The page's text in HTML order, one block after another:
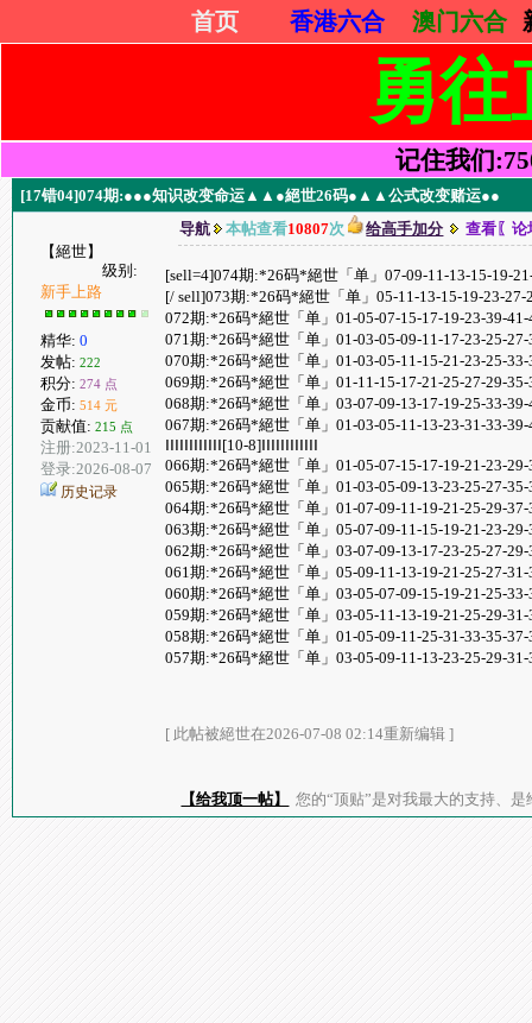
首页 香港六合 澳门六合
勇
记住我们
[17错04]074期:●●●知识改变命运▲▲●絕世26码●▲▲公式改变赌运●●
【絕世】
级别:
新手上路
精华: 0
发帖: 222
积分: 274 点
金币: 514 元
贡献值: 215 点
注册:2023-11-01
登录:2026-08-07
历史记录
导航 本帖查看10807次 给高手加分 查看〖论
[sell=4]074期:*26码*絕世「单」07-09-11-13-15-19-
[/ sell]073期:*26码*絕世「单」05-11-13-15-19-23-
072期:*26码*絕世「单」01-05-07-15-17-19-23-39-
071期:*26码*絕世「单」01-03-05-09-11-17-23-25-
070期:*26码*絕世「单」01-03-05-11-15-21-23-25-
069期:*26码*絕世「单」01-11-15-17-21-25-27-29-
068期:*26码*絕世「单」03-07-09-13-17-19-25-33-
067期:*26码*絕世「单」01-03-05-11-13-23-31-33-
ⅠⅠⅠⅠⅠⅠⅠⅠⅠⅠⅠⅠ[10-8]ⅠⅠⅠⅠⅠⅠⅠⅠⅠⅠⅠⅠ
066期:*26码*絕世「单」01-05-07-15-17-19-21-23-
065期:*26码*絕世「单」01-03-05-09-13-23-25-27-
064期:*26码*絕世「单」01-07-09-11-19-21-25-29-
063期:*26码*絕世「单」05-07-09-11-15-19-21-23-
062期:*26码*絕世「单」03-07-09-13-17-23-25-27-
061期:*26码*絕世「单」05-09-11-13-19-21-25-27-
060期:*26码*絕世「单」03-05-07-09-15-19-21-25-
059期:*26码*絕世「单」03-05-11-13-19-21-25-29-
058期:*26码*絕世「单」01-05-09-11-25-31-33-35-
057期:*26码*絕世「单」03-05-09-11-13-23-25-29-
[ 此帖被絕世在2026-07-08 02:14重新编辑 ]
【给我顶一帖】 您的“顶贴”是对我最大的支持、